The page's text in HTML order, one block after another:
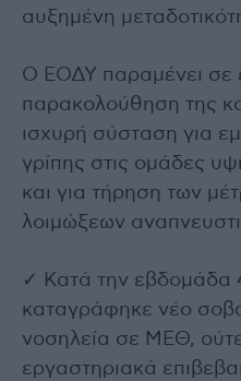
αυξημένη
Ο ΕΟΔΥ παραμένει σε
παρακολούθηση της
ισχυρή σύσταση για
γρίπης στις ομάδες
και για τήρηση των
λοιμώξεων
✓ Κατά την εβδομάδα
καταγράφηκε νέο
νοσηλεία σε ΜΕΘ,
εργαστηριακά